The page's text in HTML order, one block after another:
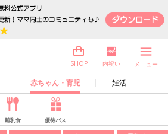
赤ちゃん・育児 妊活
SHOP 内祝い メニュー
離乳食 優待パス